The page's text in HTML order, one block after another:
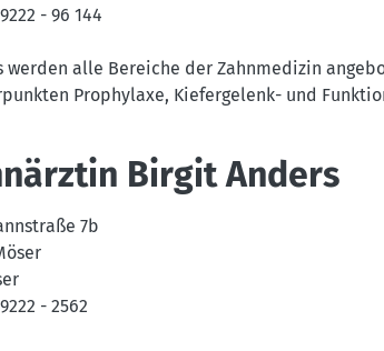
- 96 144
werden alle Bereiche der Zahnmedizin
Prophylaxe, Kiefergelenk- und
Birgit Anders
7b
- 2562